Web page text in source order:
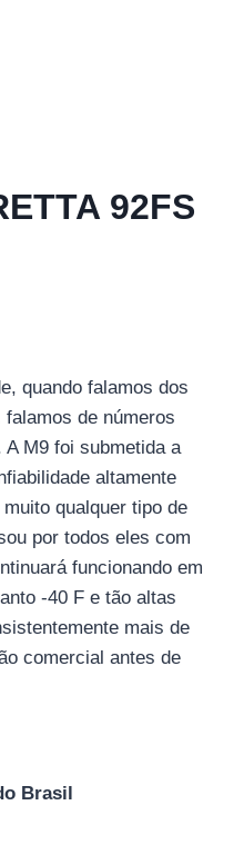
92FS
quando falamos dos
de números
M9 foi submetida a
altamente
qualquer tipo de
por todos eles com
funcionando em
-40 F e tão altas
mais de
comercial antes de
Brasil